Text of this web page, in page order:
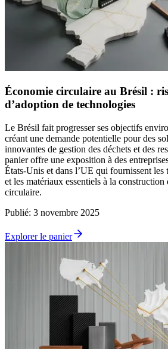
Économie circulaire au Brésil :
d’adoption de technologies
Le Brésil fait progresser ses objectifs
créant une demande potentielle pour des
innovantes de gestion des déchets et des
panier offre une exposition à des
États‑Unis et dans l’UE qui fournissent les
et les matériaux essentiels à la construction
circulaire.
Publié: 3 novembre 2025
Explorer le panier